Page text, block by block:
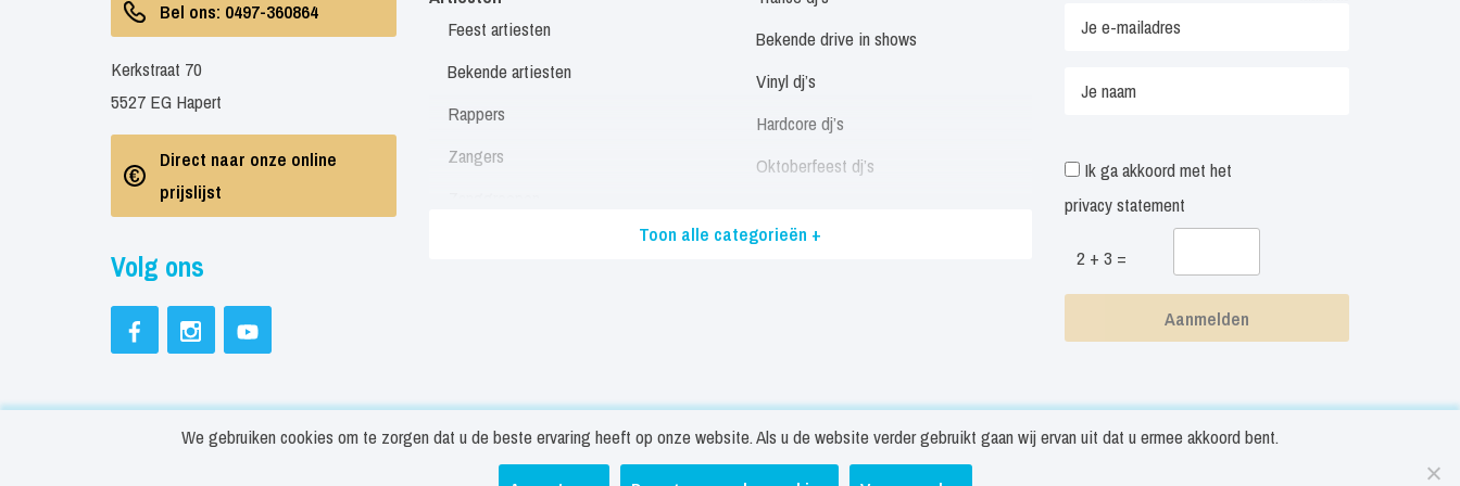
Bel ons: 0497-360864
Kerkstraat 70
5527 EG Hapert
Direct naar onze online
prijslijst
Volg ons
Feest artiesten
Bekende artiesten
Rappers
Zangers
Feest artiesten
Beste zangers
Bekende drive in shows
Vinyl dj’s
Hardcore dj’s
Oktoberfeest dj’s
Alle dj’s
Singer songwriters
Solist
Toon alle categorieën +
Ik ga akkoord met het
privacy statement
2 + 3 =
Cookies intrekken Nieuws Contact Privacy- en cookieverklaring
We gebruiken cookies om te zorgen dat u de beste ervaring heeft op onze website. Als u de website verder gebruikt gaan wij ervan uit dat u ermee akkoord bent.